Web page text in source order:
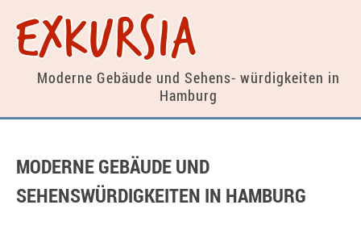
exkursia
Moderne Gebäude und Sehens- würdigkeiten in
Hamburg
MODERNE GEBÄUDE UND
SEHENSWÜRDIGKEITEN IN HAMBURG